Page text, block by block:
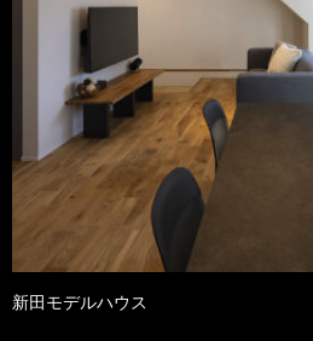
新田モデルハウス